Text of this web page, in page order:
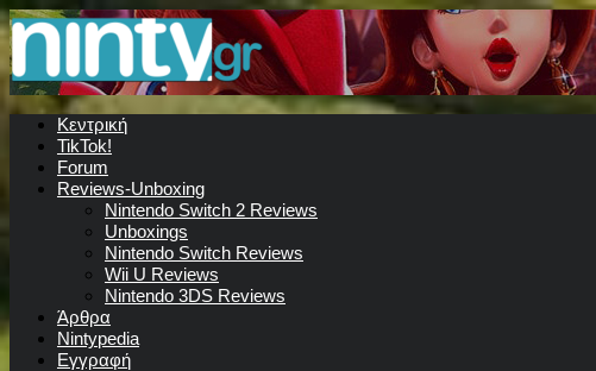
Κεντρική
TikTok!
Forum
Reviews-Unboxing
Nintendo Switch 2 Reviews
Unboxings
Nintendo Switch Reviews
Wii U Reviews
Nintendo 3DS Reviews
Άρθρα
Nintypedia
Εγγραφή